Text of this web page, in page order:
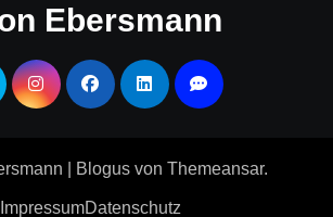
Ebersmann
Blogusvon Themeansar.
ImpressumDatenschutz­